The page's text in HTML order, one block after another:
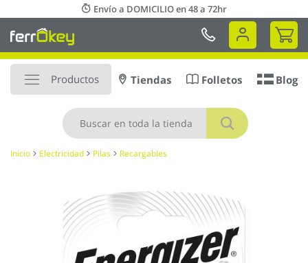
al
contenido
Envío a DOMICILIO en 48 a 72hr
Mi
Productos
Buscar
Tiendas Folletos Blog
Inicio Electricidad Pilas Recargables